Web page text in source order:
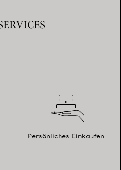
Persönliches Einkaufen